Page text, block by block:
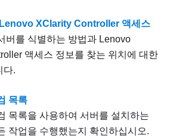
XClarity Controller 액세스
버를 식별하는 방법과 Lenovo
액세스 정보를 찾는 위치에 대한
다.
목록
목록을 사용하여 서버를 설치하는
작업을 수행했는지 확인하십시오.